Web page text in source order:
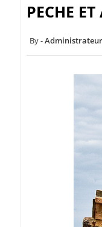
PECHE
Administrateur